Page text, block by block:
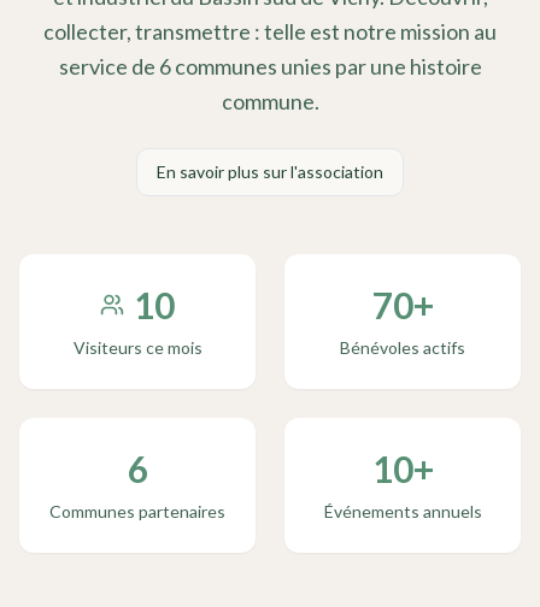
collecter, transmettre : telle est notre mission au
service de 6 communes unies par une histoire
commune.
En savoir plus sur l'association
10
Visiteurs ce mois
70+
Bénévoles actifs
6
Communes partenaires
10+
Événements annuels